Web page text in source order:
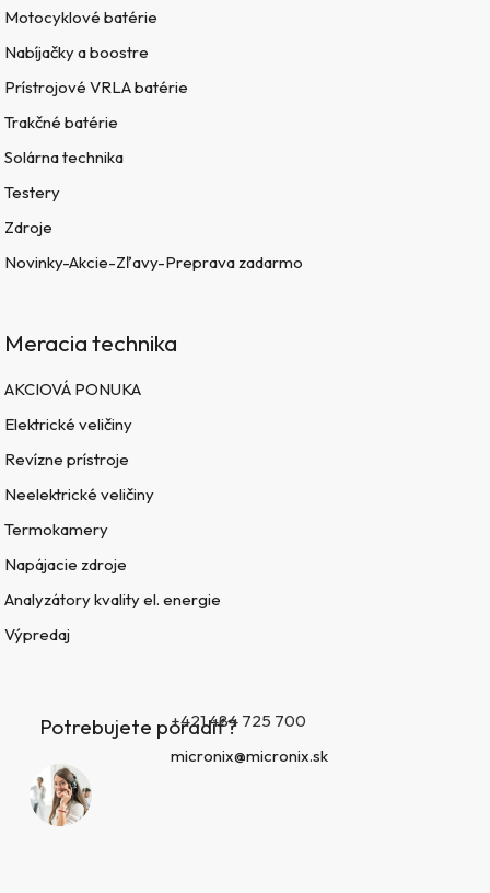
Motocyklové batérie
Nabíjačky a boostre
Prístrojové VRLA batérie
Trakčné batérie
Solárna technika
Testery
Zdroje
Novinky-Akcie-Zľavy-Preprava zadarmo
Meracia technika
AKCIOVÁ PONUKA
Elektrické veličiny
Revízne prístroje
Neelektrické veličiny
Termokamery
Napájacie zdroje
Analyzátory kvality el. energie
Výpredaj
Potrebujete poradiť?+421 484 725 700
micronix@micronix.sk